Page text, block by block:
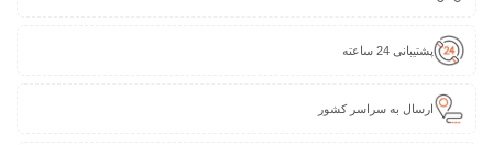
پشتیبانی 24 ساعته
ارسال به سراسر کشور